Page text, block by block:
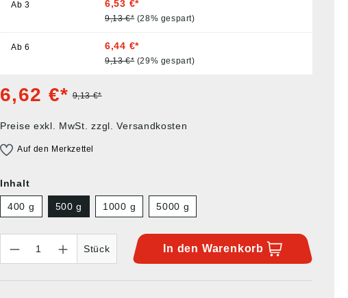
Ab 3 6,53 €*
9,13 €* (28% gespart)
Ab 6 6,44 €*
9,13 €* (29% gespart)
6,62 €* 9,13 €*
Preise exkl. MwSt. zzgl. Versandkosten
Auf den Merkzettel
Inhalt
400 g 500 g 1000 g 5000 g
Stück
In den Warenkorb